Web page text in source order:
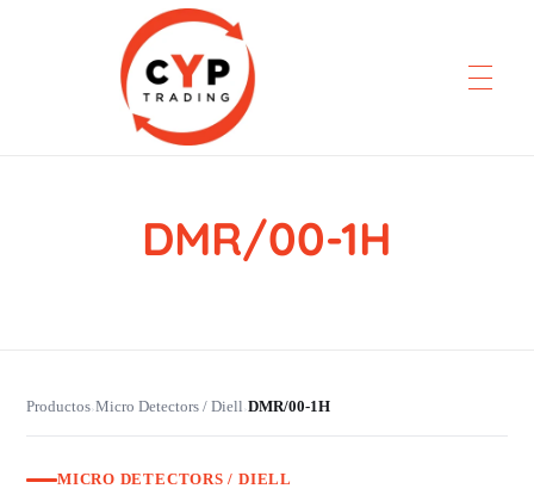
CYP Trading
Professionelle ErsatzteilbeschaffungDMR/00-1H
Productos›Micro Detectors / Diell›DMR/00-1H
MICRO DETECTORS / DIELL